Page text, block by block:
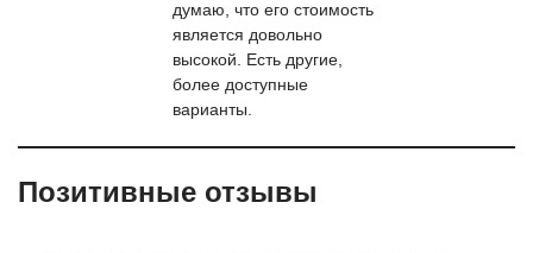
думаю, что его стоимость
является довольно
высокой. Есть другие,
более доступные
варианты.
Позитивные отзывы